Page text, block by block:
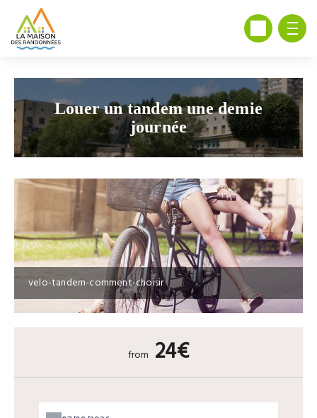
Louer un tandem une demie
journée
velo-tandem-comment-choisir
from 24€